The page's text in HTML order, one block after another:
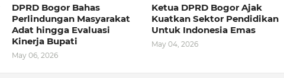
DPRD Bogor Bahas
Perlindungan Masyarakat
Adat hingga Evaluasi
Kinerja Bupati
May 06, 2026
Ketua DPRD Bogor Ajak
Kuatkan Sektor Pendidikan
Untuk Indonesia Emas
May 04, 2026